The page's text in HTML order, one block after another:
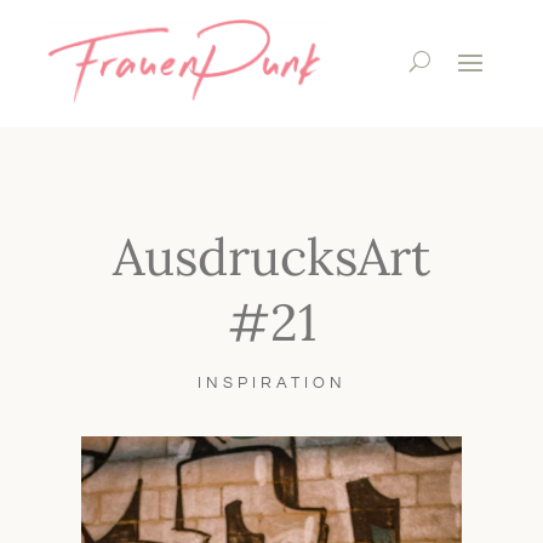
AusdrucksArt
#21
INSPIRATION